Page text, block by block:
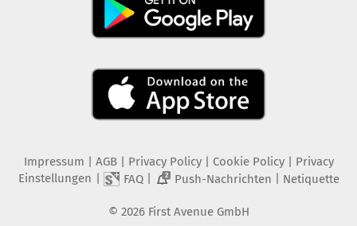
Impressum | AGB | Privacy Policy| Cookie Policy| Privacy
Einstellungen | FAQ| 2 Push-Nachrichten | Netiquette
© 2026 First Avenue GmbH